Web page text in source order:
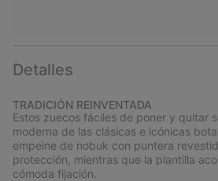
Detalles
TRADICIÓN REINVENTADA
Estos zuecos fáciles de poner y quitar
moderna de las clásicas e icónicas
empeine de nobuk con puntera
protección, mientras que la plantilla
cómoda fijación.